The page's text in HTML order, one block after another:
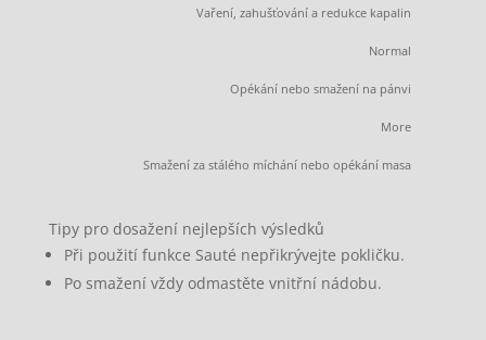
Vaření, zahušťování a redukce kapalin
Normal
Opékání nebo smažení na pánvi
More
Smažení za stálého míchání nebo opékání masa
Tipy pro dosažení nejlepších výsledků
Při použití funkce Sauté nepřikrývejte pokličku.
Po smažení vždy odmastěte vnitřní nádobu.